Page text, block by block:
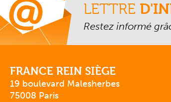
LETTRE
Restez informé
FRANCE REIN SIÈGE
19 boulevard Malesherbes
75008 Paris